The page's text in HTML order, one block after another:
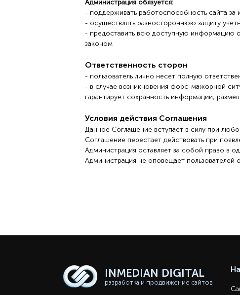
Администрация обязуется:
- поддерживать работоспособность сайта
- осуществлять разностороннюю защиту
- предоставить всю доступную информацию о
законом
Ответственность сторон
- пользователь лично несет полную
- в случае возникновения форс-мажорной
гарантирует сохранность информации,
Условия действия Соглашения
Данное Соглашение вступает в силу при
Соглашение перестает действовать при
Администрация оставляет за собой право в
Администрация не оповещает пользователей
INMEDIAN DIGITAL
разработка и продвижение сайтов